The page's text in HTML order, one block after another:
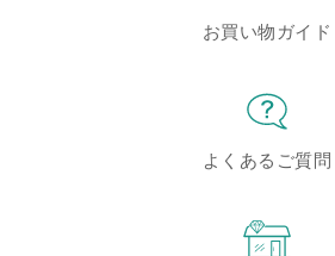
お買い物ガイド
よくあるご質問